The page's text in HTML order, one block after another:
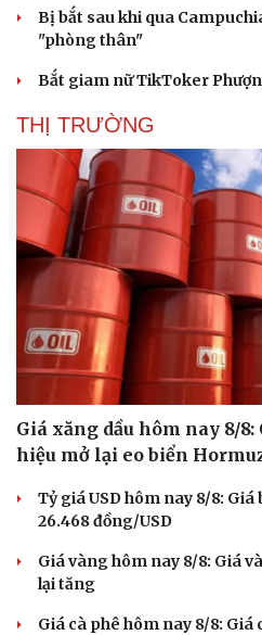
Tư vấn
Săn Tour
check-in
Bị bắt sau khi qua
"phòng thân"
Bắt giam nữ TikToker
THỊ TRƯỜNG
Giá xăng dầu hôm nay 8/
hiệu mở lại eo biển
Tỷ giá USD hôm nay 8/8: Giá
26.468 đồng/USD
Giá vàng hôm nay 8/8: Giá
lại tăng
Giá cà phê hôm nay 8/8: